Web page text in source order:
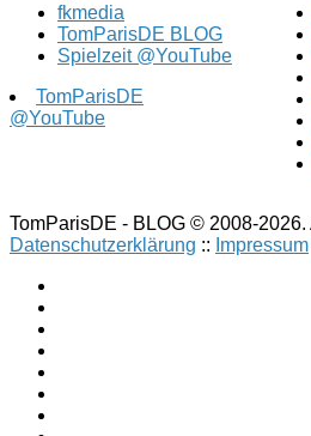
fkmedia
TomParisDE BLOG
Spielzeit @YouTube
TomParisDE
@YouTube
TomParisDE - BLOG © 2008-
Datenschutzerklärung :: Impressum